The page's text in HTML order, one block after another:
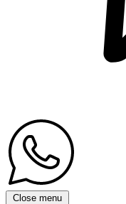
Close menu